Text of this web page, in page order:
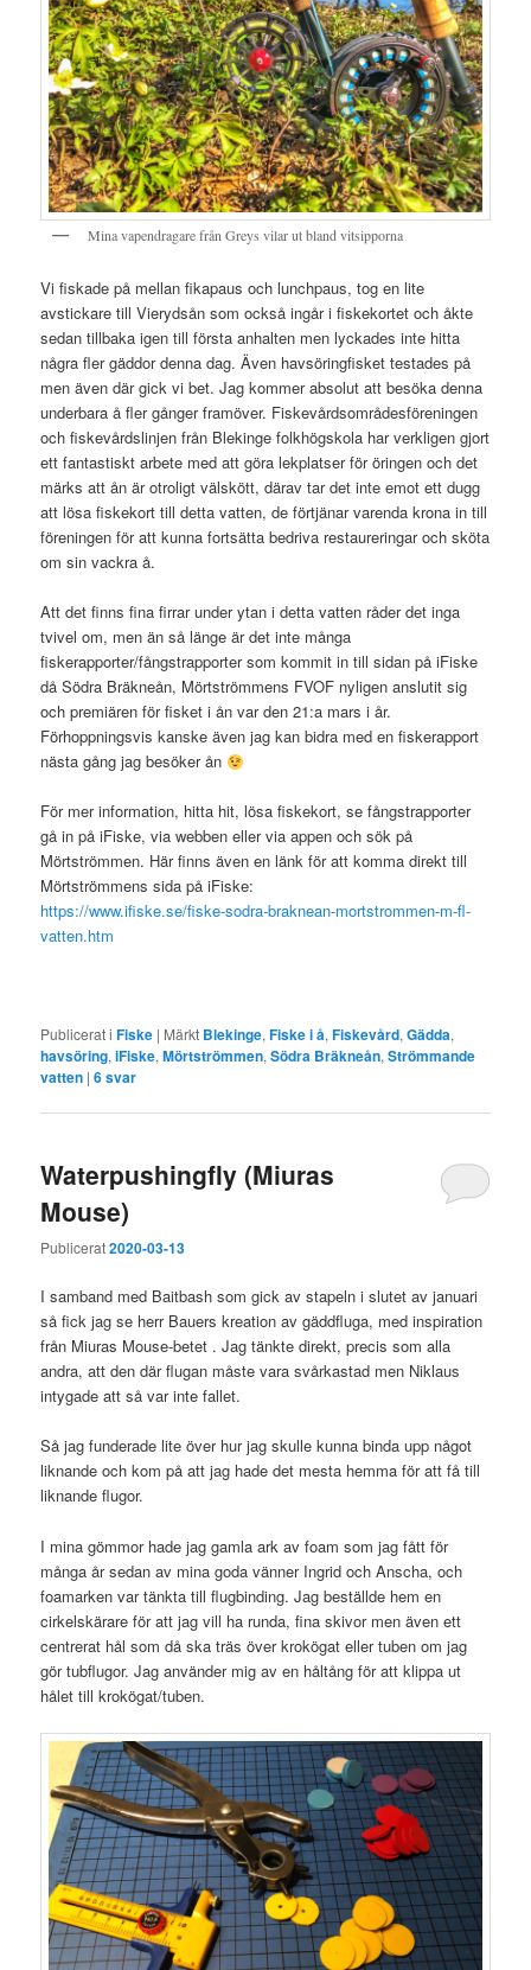
Mina vapendragare från Greys vilar ut bland vitsipporna
Vi fiskade på mellan fikapaus och lunchpaus, tog en lite
avstickare till Vierydsån som också ingår i fiskekortet och åkte
sedan tillbaka igen till första anhalten men lyckades inte hitta
några fler gäddor denna dag. Även havsöringfisket testades på
men även där gick vi bet. Jag kommer absolut att besöka denna
underbara å fler gånger framöver. Fiskevårdsområdesföreningen
och fiskevårdslinjen från Blekinge folkhögskola har verkligen gjort
ett fantastiskt arbete med att göra lekplatser för öringen och det
märks att ån är otroligt välskött, därav tar det inte emot ett dugg
att lösa fiskekort till detta vatten, de förtjänar varenda krona in till
föreningen för att kunna fortsätta bedriva restaureringar och sköta
om sin vackra å.
Att det finns fina firrar under ytan i detta vatten råder det inga
tvivel om, men än så länge är det inte många
fiskerapporter/fångstrapporter som kommit in till sidan på iFiske
då Södra Bräkneån, Mörtströmmens FVOF nyligen anslutit sig
och premiären för fisket i ån var den 21:a mars i år.
Förhoppningsvis kanske även jag kan bidra med en fiskerapport
nästa gång jag besöker ån
För mer information, hitta hit, lösa fiskekort, se fångstrapporter
gå in på iFiske, via webben eller via appen och sök på
Mörtströmmen. Här finns även en länk för att komma direkt till
Mörtströmmens sida på iFiske:
https://www.ifiske.se/fiske-sodra-braknean-mortstrommen-m-fl-
vatten.htm
Publicerat i Fiske | Märkt Blekinge,Fiske i å,Fiskevård,Gädda,
havsöring,iFiske,Mörtströmmen,Södra Bräkneån,Strömmande
vatten |6svar
Waterpushingfly (Miuras
Mouse)
Publicerat2020-03-13
I samband med Baitbash som gick av stapeln i slutet av januari
så fick jag se herr Bauers kreation av gäddfluga, med inspiration
från Miuras Mouse-betet . Jag tänkte direkt, precis som alla
andra, att den där flugan måste vara svårkastad men Niklaus
intygade att så var inte fallet.
Så jag funderade lite över hur jag skulle kunna binda upp något
liknande och kom på att jag hade det mesta hemma för att få till
liknande flugor.
I mina gömmor hade jag gamla ark av foam som jag fått för
många år sedan av mina goda vänner Ingrid och Anscha, och
foamarken var tänkta till flugbinding. Jag beställde hem en
cirkelskärare för att jag vill ha runda, fina skivor men även ett
centrerat hål som då ska träs över krokögat eller tuben om jag
gör tubflugor. Jag använder mig av en håltång för att klippa ut
hålet till krokögat/tuben.